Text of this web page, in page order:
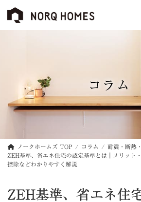
コラム
ノークホームズ TOP コラム
耐震・断熱
ZEH基準、省エネ住宅の認定基準とは｜メリット
控除などわかりやすく解説
ZEH基準、省エネ住